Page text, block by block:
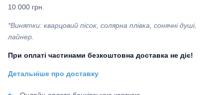
10 000 грн.
*Винятки: кварцовий пісок, солярна плівка, сонячні душі,
лайнер.
При оплаті частинами безкоштовна доставка не діє!
Детальніше про доставку